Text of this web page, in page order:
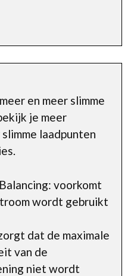
en meer slimme
je meer
laadpunten
voorkomt
wordt gebruikt
dat de maximale
van de
niet wordt